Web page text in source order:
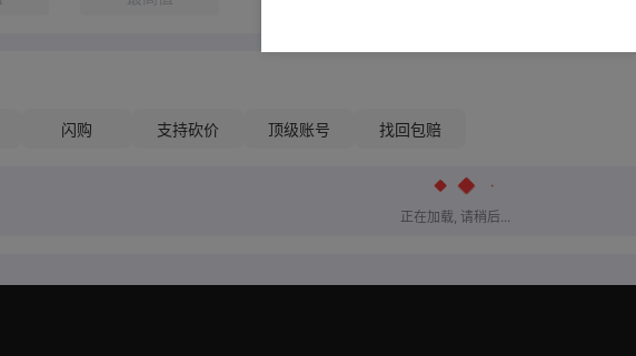
闪购 支持砍价 顶级账号 找回包赔
正在加载, 请稍后...